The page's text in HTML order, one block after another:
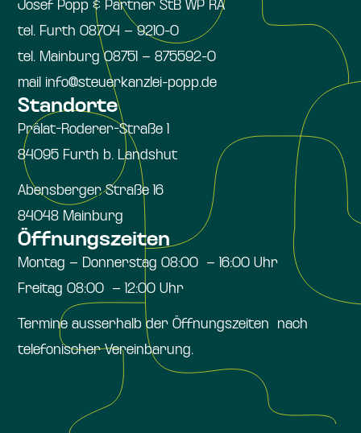
Josef Popp & Partner StB WP RA
tel. Furth 08704 – 9210-0
tel. Mainburg 08751 – 875592-0
mail info@steuerkanzlei-popp.de
Standorte
Prälat-Roderer-Straße 1
84095 Furth b. Landshut
Abensberger Straße 16
84048 Mainburg
Öffnungszeiten
Montag – Donnerstag 08:00 – 16:00 Uhr
Freitag 08:00 – 12:00 Uhr
Termine ausserhalb der Öffnungszeiten nach
telefonischer Vereinbarung.